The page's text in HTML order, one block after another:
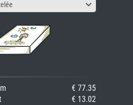
€ 77.35
€ 13.02